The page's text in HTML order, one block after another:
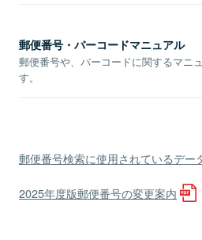
郵便番号・バーコードマニュアル
郵便番号や、バーコードに関するマニ
す。
郵便番号検索に使用されているデー
2025年度版郵便番号の変更案内